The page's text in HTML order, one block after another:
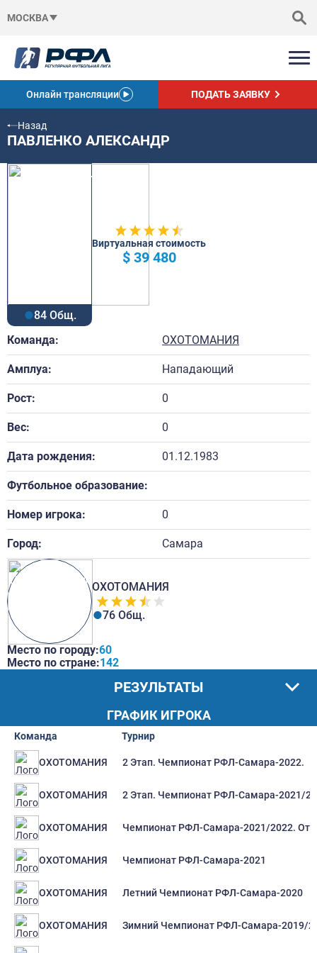
МОСКВА
Онлайн трансляции ПОДАТЬ ЗАЯВКУ
Назад
ПАВЛЕНКО АЛЕКСАНДР
84 Общ.
Виртуальная стоимость
$ 39 480
Команда: ОХОТОМАНИЯ
Амплуа: Нападающий
Рост: 0
Вес: 0
Дата рождения: 01.12.1983
Футбольное образование:
Номер игрока: 0
Город: Самара
ОХОТОМАНИЯ
76 Общ.
Место по городу:60
Место по стране:142
РЕЗУЛЬТАТЫ
ГРАФИК ИГРОКА
Команда Турнир
ОХОТОМАНИЯ 2 Этап. Чемпионат РФЛ-Самара-2022.
ОХОТОМАНИЯ 2 Этап. Чемпионат РФЛ-Самара-2021/
ОХОТОМАНИЯ Чемпионат РФЛ-Самара-2021/2022.
ОХОТОМАНИЯ Чемпионат РФЛ-Самара-2021
ОХОТОМАНИЯ Летний Чемпионат РФЛ-Самара-2020
ОХОТОМАНИЯ Зимний Чемпионат РФЛ-Самара-2019/